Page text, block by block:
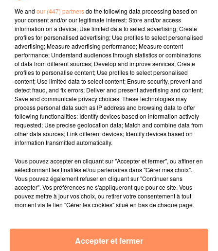
parents",a écrit sa mère sur Facebook le lendemain
du vol, demandant aux coupables de faire preuve de
compassion et de lui rendre le bijou.
Dans une enveloppe déposée dans sa boîte aux lettres
Son appel, relayé des milliers de fois, a visiblement été
entendu : quelques jours plus tard, elle a découvert
une enveloppe déposée dans sa boîte aux lettres,
laquelle contenait le pendentif."Mes parents et moi ne
sommes pas encore remis du cambriolage. (...) Que
nous ayons récupéré le pendentif atténue légèrement
cœur",a réagi la mère de famille auprès de Het Laaste
Nieuws.
La police est pour l'heure toujours à la recherche des
cambrioleurs, qui restent introuvables.
We and our (447) partnersdo the following data processing based on
your consent and/or our legitimate interest: Store and/or access
information on a device; Use limited data to select advertising; Create
profiles for personalised advertising; Use profiles to select personalised
advertising; Measure advertising performance; Measure content
performance; Understand audiences through statistics or combinations
of data from different sources; Develop and improve services; Create
profiles to personalise content; Use profiles to select personalised
content; Use limited data to select content; Ensure security, prevent and
detect fraud, and fix errors; Deliver and present advertising and content;
Save and communicate privacy choices. These technologies may
process personal data such as IP address and browsing data to offer
following functionalities: Identify devices based on information actively
requested; Use precise geolocation data; Match and combine data from
other data sources; Link different devices; Identify devices based on
information transmitted automatically.
Vous pouvez accepter en cliquant sur "Accepter et fermer", ou affiner en
sélectionnant les finalités et/ou partenaires dans "Gérer mes choix".
Vous pouvez également refuser en cliquant sur "Continuer sans
accepter". Vos préférences ne s'appliqueront que pour ce site. Vous
pouvez mettre à jour vos choix, ou retirer votre consentement à tout
moment via le lien "Gérer les cookies" situé en bas de chaque page.
Accepter et fermer